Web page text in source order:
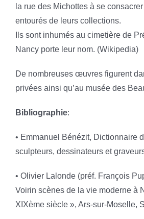
la rue des Michottes à se
entourés de leurs collections.
Ils sont inhumés au cimetière de
Nancy porte leur nom. (Wikipedia)
De nombreuses œuvres figurent
privées ainsi qu’au musée des
Bibliographie:
• Emmanuel Bénézit, Dictionnaire
sculpteurs, dessinateurs et
• Olivier Lalonde (préf. François
Voirin scènes de la vie moderne à
XIXème siècle », Ars-sur-Moselle,